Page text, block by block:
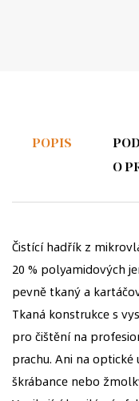
POPIS
O
Čistící hadřík z
20 % polyamidových
pevně tkaný a
Tkaná konstrukce s
pro čištění na
prachu. Ani na
škrábance nebo